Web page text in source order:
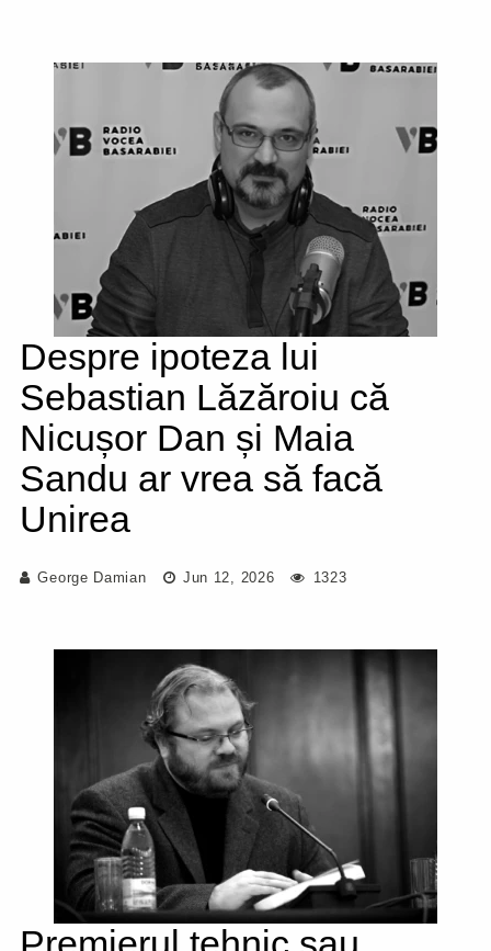
Despre ipoteza lui
Sebastian Lăzăroiu că
Nicușor Dan și Maia
Sandu ar vrea să facă
Unirea
George Damian Jun 12, 2026 1323